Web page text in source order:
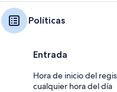
Políticas
Entrada
Hora de inicio del
cualquier hora del día